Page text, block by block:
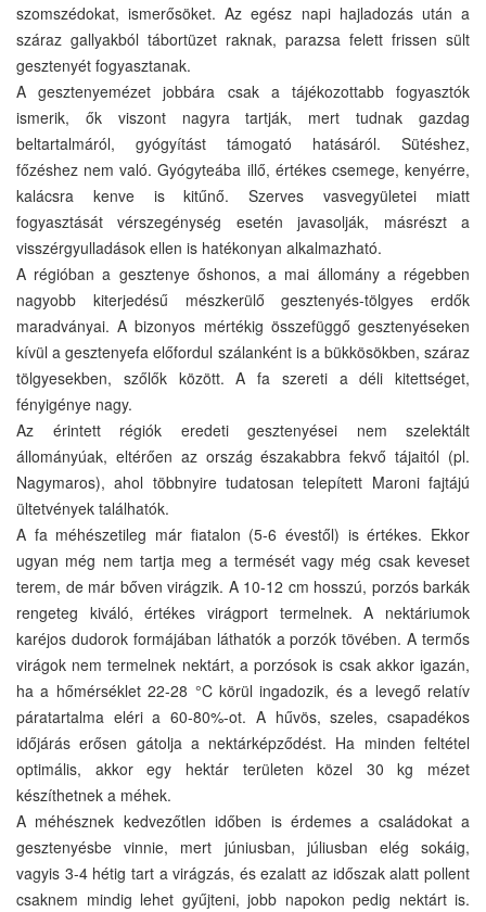
szomszédokat, ismerősöket. Az egész napi hajladozás után a
száraz gallyakból tábortüzet raknak, parazsa felett frissen sült
gesztenyét fogyasztanak.
A gesztenyemézet jobbára csak a tájékozottabb fogyasztók
ismerik, ők viszont nagyra tartják, mert tudnak gazdag
beltartalmáról, gyógyítást támogató hatásáról. Sütéshez,
főzéshez nem való. Gyógyteába illő, értékes csemege, kenyérre,
kalácsra kenve is kitűnő. Szerves vasvegyületei miatt
fogyasztását vérszegénység esetén javasolják, másrészt a
visszérgyulladások ellen is hatékonyan alkalmazható.
A régióban a gesztenye őshonos, a mai állomány a régebben
nagyobb kiterjedésű mészkerülő gesztenyés-tölgyes erdők
maradványai. A bizonyos mértékig összefüggő gesztenyéseken
kívül a gesztenyefa előfordul szálanként is a bükkösökben, száraz
tölgyesekben, szőlők között. A fa szereti a déli kitettséget,
fényigénye nagy.
Az érintett régiók eredeti gesztenyései nem szelektált
állományúak, eltérően az ország északabbra fekvő tájaitól (pl.
Nagymaros), ahol többnyire tudatosan telepített Maroni fajtájú
ültetvények találhatók.
A fa méhészetileg már fiatalon (5-6 évestől) is értékes. Ekkor
ugyan még nem tartja meg a termését vagy még csak keveset
terem, de már bőven virágzik. A 10-12 cm hosszú, porzós barkák
rengeteg kiváló, értékes virágport termelnek. A nektáriumok
karéjos dudorok formájában láthatók a porzók tövében. A termős
virágok nem termelnek nektárt, a porzósok is csak akkor igazán,
ha a hőmérséklet 22-28 °C körül ingadozik, és a levegő relatív
páratartalma eléri a 60-80%-ot. A hűvös, szeles, csapadékos
időjárás erősen gátolja a nektárképződést. Ha minden feltétel
optimális, akkor egy hektár területen közel 30 kg mézet
készíthetnek a méhek.
A méhésznek kedvezőtlen időben is érdemes a családokat a
gesztenyésbe vinnie, mert júniusban, júliusban elég sokáig,
vagyis 3-4 hétig tart a virágzás, és ezalatt az időszak alatt pollent
csaknem mindig lehet gyűjteni, jobb napokon pedig nektárt is.